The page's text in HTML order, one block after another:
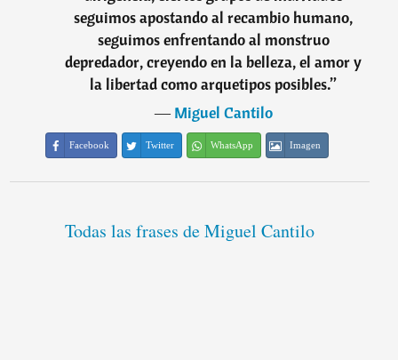
seguimos apostando al recambio humano,
seguimos enfrentando al monstruo
depredador, creyendo en la belleza, el amor y
la libertad como arquetipos posibles.”
―Miguel Cantilo
Facebook Twitter WhatsApp Imagen
Todas las frases de Miguel Cantilo